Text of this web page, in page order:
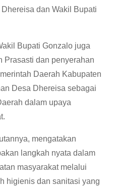
dan Wakil Bupati
Bupati Gonzalo juga
Prasasti dan penyerahan
Daerah Kabupaten
Desa Dhereisa sebagai
dalam upaya
mengatakan
langkah nyata dalam
masyarakat melalui
higienis dan sanitasi yang